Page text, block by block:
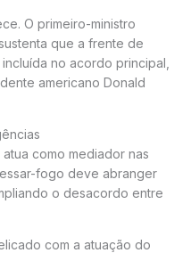
O primeiro-ministro
que a frente de
no acordo principal,
americano Donald
atua como mediador nas
fogo deve abranger
o desacordo entre
com a atuação do